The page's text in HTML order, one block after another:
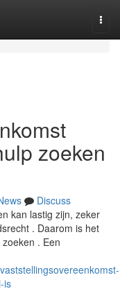
zoeken
Discuss
kan lastig zijn, zeker
. Daarom is het
. Een
is